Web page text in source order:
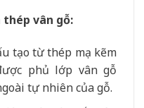
vân gỗ:
tạo từ thép mạ kẽm
phủ lớp vân gỗ
tự nhiên của gỗ.